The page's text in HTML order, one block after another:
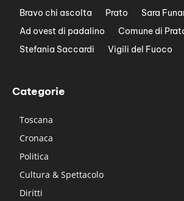
Bravo chi ascolta
Prato Sara
Ad ovest di padalino
Comune di
Stefania Saccardi
Vigili del Fuoco
Categorie
Toscana
Cronaca
Politica
Cultura & Spettacolo
Diritti